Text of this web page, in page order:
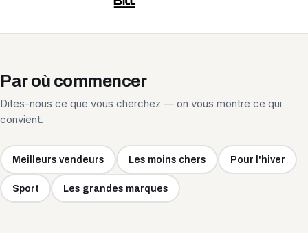
Par où commencer
Dites-nous ce que vous cherchez — on vous montre ce qui
convient.
Meilleurs vendeurs Les moins chers Pour l'hiver
Sport Les grandes marques